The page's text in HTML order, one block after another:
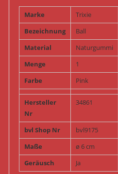
Marke
Trixie
Bezeichnung
Ball
Material
Naturgummi
Menge
1
Farbe
Pink
Hersteller
Nr
34861
bvl Shop Nr
bvl9175
Maße
ø 6 cm
Geräusch
Ja